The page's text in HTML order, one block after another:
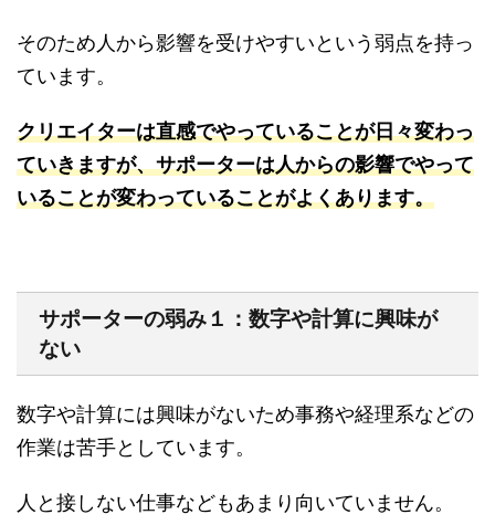
そのため人から影響を受けやすいという弱点を持っ
ています。
クリエイターは直感でやっていることが日々変わっ
ていきますが、サポーターは人からの影響でやって
いることが変わっていることがよくあります。
サポーターの弱み１：数字や計算に興味が
ない
数字や計算には興味がないため事務や経理系などの
作業は苦手としています。
人と接しない仕事などもあまり向いていません。